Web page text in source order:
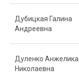
Дубицкая Галина
Андреевна
Дуленко Анжелика
Николаевна